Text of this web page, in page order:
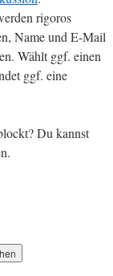
rigoros
Name und E-Mail
Wählt ggf. einen
ggf. eine
Du kannst